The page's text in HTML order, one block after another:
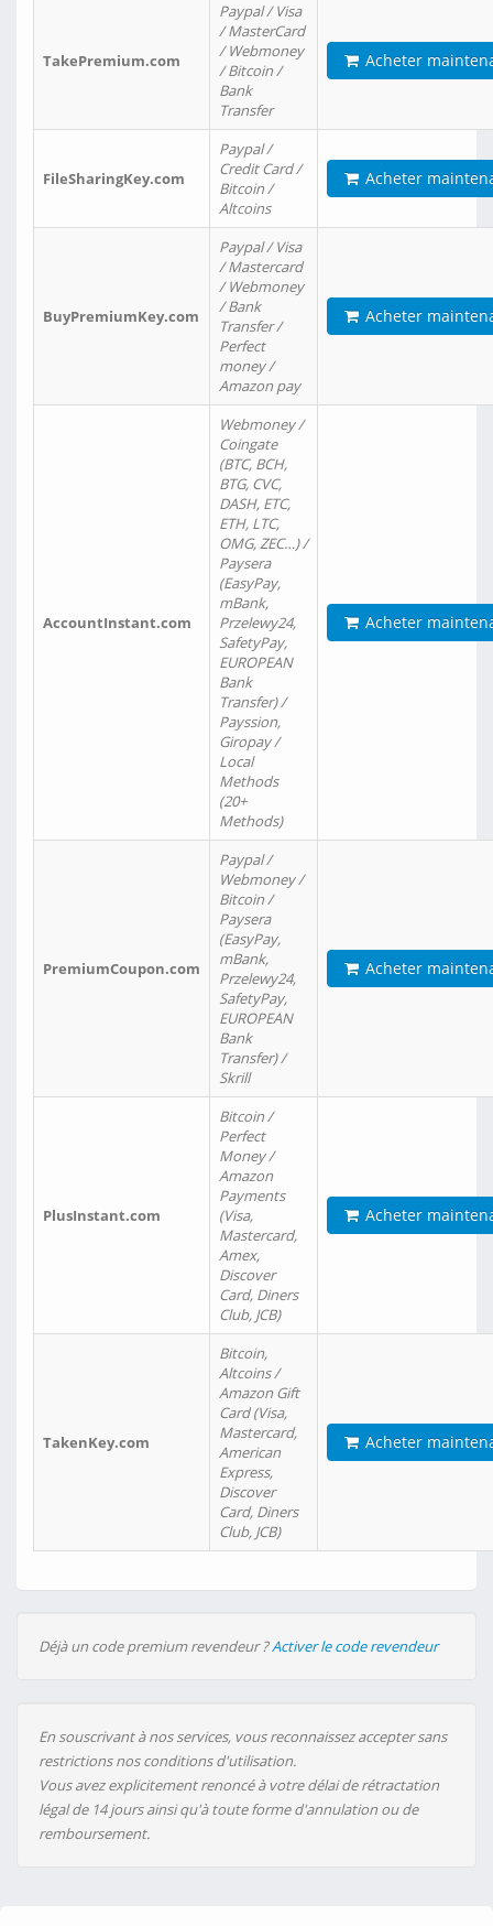
TakePremium.com
Paypal / Visa
/ MasterCard
/ Webmoney
/ Bitcoin /
Bank
Transfer
Acheter
FileSharingKey.com
Paypal /
Credit Card /
Bitcoin /
Altcoins
Acheter
BuyPremiumKey.com
Paypal / Visa
/ Mastercard
/ Webmoney
/ Bank
Transfer /
Perfect
money /
Amazon pay
Acheter
AccountInstant.com
Webmoney /
Coingate
(BTC, BCH,
BTG, CVC,
DASH, ETC,
ETH, LTC,
OMG, ZEC…) /
Paysera
(EasyPay,
mBank,
Przelewy24,
SafetyPay,
EUROPEAN
Bank
Transfer) /
Payssion,
Giropay /
Local
Methods
(20+
Methods)
Acheter
PremiumCoupon.com
Paypal /
Webmoney /
Bitcoin /
Paysera
(EasyPay,
mBank,
Przelewy24,
SafetyPay,
EUROPEAN
Bank
Transfer) /
Skrill
Acheter
PlusInstant.com
Bitcoin /
Perfect
Money /
Amazon
Payments
(Visa,
Mastercard,
Amex,
Discover
Card, Diners
Club, JCB)
Acheter
TakenKey.com
Bitcoin,
Altcoins /
Amazon Gift
Card (Visa,
Mastercard,
American
Express,
Discover
Card, Diners
Club, JCB)
Acheter
Déjà un code premium revendeur ?Activer le code revendeur
En souscrivant à nos services, vous reconnaissez accepter sans
restrictions nos conditions d'utilisation.
Vous avez explicitement renoncé à votre délai de rétractation
légal de 14 jours ainsi qu'à toute forme d'annulation ou de
remboursement.